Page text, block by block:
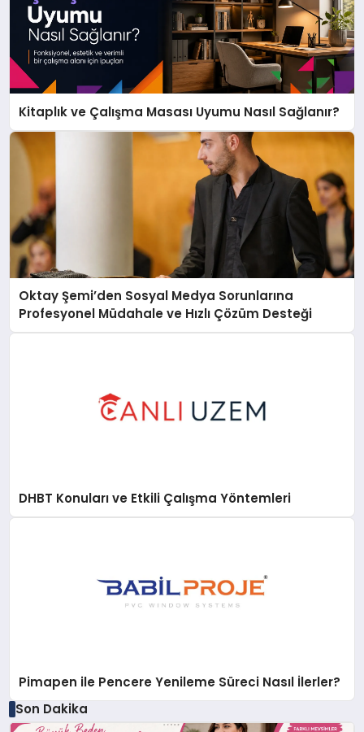
Kitaplık ve Çalışma Masası Uyumu Nasıl Sağlanır?
Oktay Şemi’den Sosyal Medya Sorunlarına
Profesyonel Müdahale ve Hızlı Çözüm Desteği
DHBT Konuları ve Etkili Çalışma Yöntemleri
Pimapen ile Pencere Yenileme Süreci Nasıl İlerler?
Son Dakika